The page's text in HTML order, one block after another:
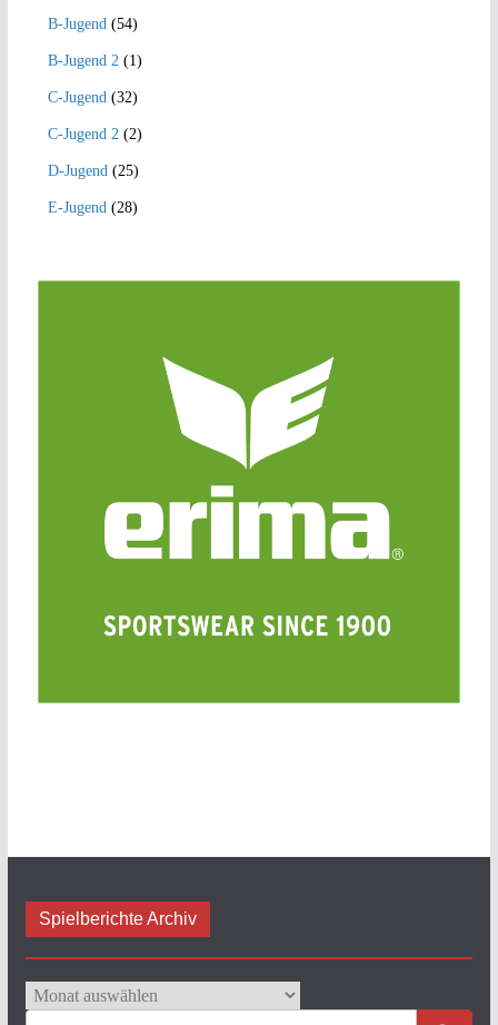
B-Jugend (54)
B-Jugend 2 (1)
C-Jugend (32)
C-Jugend 2 (2)
D-Jugend (25)
E-Jugend (28)
Spielberichte Archiv
Spielberichte
Archiv